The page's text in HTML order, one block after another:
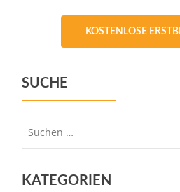
KOSTENLOSE
SUCHE
KATEGORIEN